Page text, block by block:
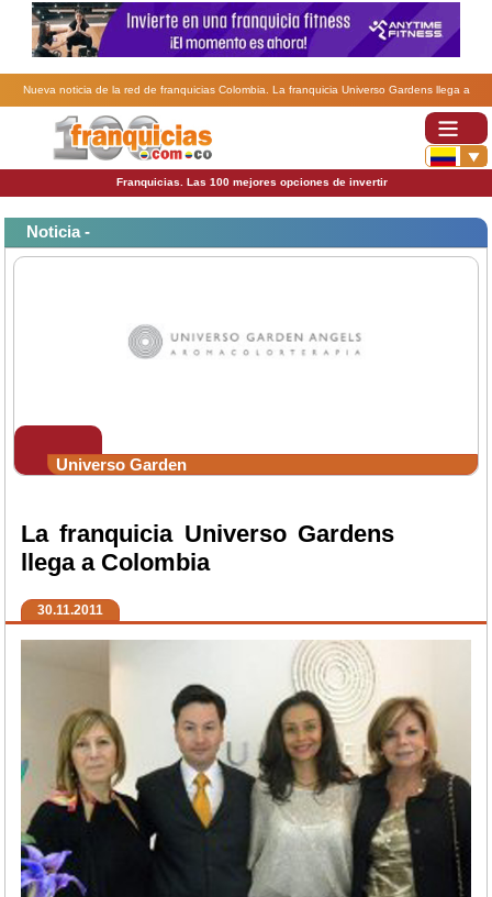
Nueva noticia de la red de franquicias Colombia. La franquicia Universo Gardens llega a
Franquicias. Las 100 mejores opciones de invertir
Noticia -
Universo Garden
La franquicia Universo Gardens
llega a Colombia
30.11.2011